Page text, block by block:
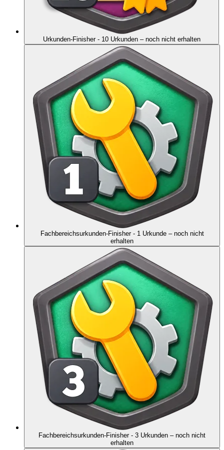
Urkunden-Finisher - 10 Urkunden – noch nicht erhalten
Fachbereichsurkunden-Finisher - 1 Urkunde – noch nicht
erhalten
Fachbereichsurkunden-Finisher - 3 Urkunden – noch nicht
erhalten